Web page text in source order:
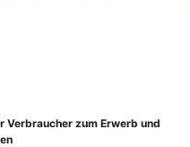
zum Erwerb und